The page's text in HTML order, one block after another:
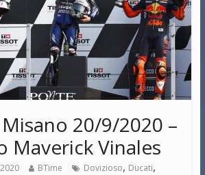
20/9/2020 –
Maverick Vinales
BTime Dovizioso, Ducati,